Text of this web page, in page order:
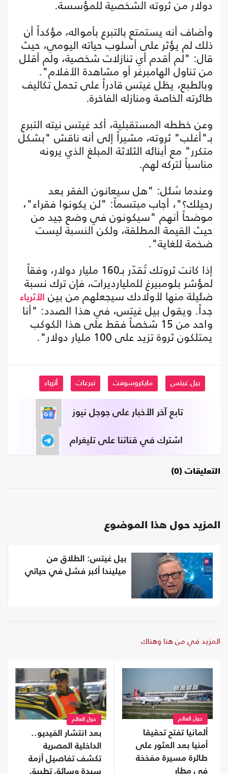
دولار من ثروته الشخصية للمؤسسة.
وأضاف أنه يستمتع بالتبرع بأمواله، مؤكداً أن
ذلك لم يؤثر على أسلوب حياته اليومي، حيث
قال: "لم أقدم أي تنازلات شخصية، ولم أقلل
من تناول الهامبرغر أو مشاهدة الأفلام".
وبالطبع، يظل غيتس قادراً على تحمل تكاليف
طائرته الخاصة ومنازله الفاخرة.
وعن خططه المستقبلية، أكد غيتس نيته التبرع
بـ"أغلب" ثروته، مشيراً إلى أنه ناقش "بشكل
متكرر" مع أبنائه الثلاثة المبلغ الذي يرونه
مناسباً لتركه لهم.
وعندما سُئل: "هل سيعانون الفقر بعد
رحيلك؟"، أجاب مبتسماً: "لن يكونوا فقراء"،
موضحاً أنهم "سيكونون في وضع جيد من
حيث القيمة المطلقة، ولكن النسبة ليست
ضخمة للغاية".
إذا كانت ثروتك تُقدّر بـ160 مليار دولار، وفقاً
لمؤشر بلومبيرغ للمليارديرات، فإن ترك نسبة
ضئيلة منها لأولادك سيجعلهم من بين الأثرياء
جداً. ويقول بيل غيتس، في هذا الصدد: "أنا
واحد من 15 شخصاً فقط على هذا الكوكب
يمتلكون ثروة تزيد على 100 مليار دولار".
بيل غيتس مايكروسوفت تبرعات أثرياء
تابع آخر الأخبار على جوجل نيوز
اشترك في قناتنا على تليغرام
التعليقات (0)
المزيد حول هذا الموضوع
بيل غيتس: الطلاق من
ميليندا أكبر فشل في حياتي
المزيد في من هنا وهناك
حول العالم
ألمانيا تفتح تحقيقا
أمنيا بعد العثور على
طائرة مسيرة مفخخة
في مطار
حول العالم
بعد انتشار الفيديو..
الداخلية المصرية
تكشف تفاصيل أزمة
سيدة وسائق تطبيق